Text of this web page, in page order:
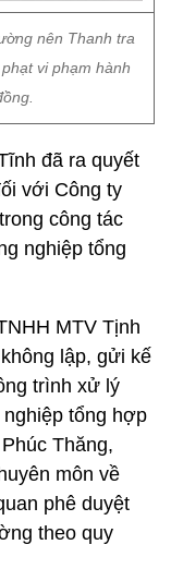
nên Thanh tra
vi phạm hành
đã ra quyết
với Công ty
công tác
nghiệp tổng
MTV Tịnh
lập, gửi kế
trình xử lý
tổng hợp
Thăng,
môn về
phê duyệt
theo quy